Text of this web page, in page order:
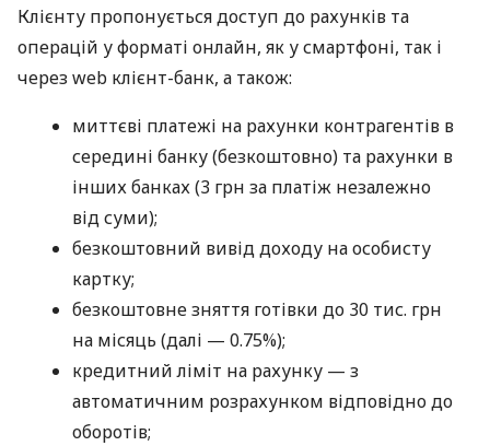
Клієнту пропонується доступ до рахунків та
операцій у форматі онлайн, як у смартфоні, так і
через web клієнт-банк, а також:
миттєві платежі на рахунки контрагентів в
середині банку (безкоштовно) та рахунки в
інших банках (3 грн за платіж незалежно
від суми);
безкоштовний вивід доходу на особисту
картку;
безкоштовне зняття готівки до 30 тис. грн
на місяць (далі — 0.75%);
кредитний ліміт на рахунку — з
автоматичним розрахунком відповідно до
оборотів;